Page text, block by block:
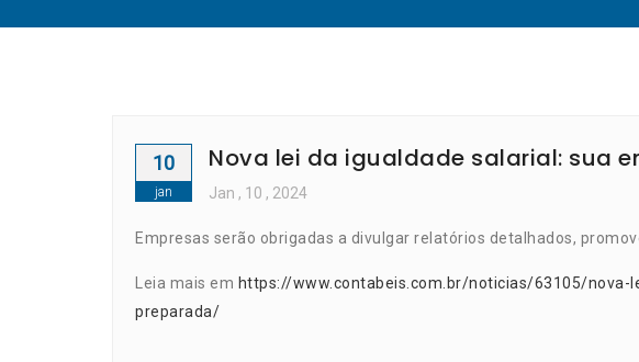
10
jan
Nova lei da igualdade salarial: sua
Jan , 10 , 2024
Empresas serão obrigadas a divulgar relatórios detalhados,
Leia mais em https://www.contabeis.com.br/noticias/63105/nova-
preparada/